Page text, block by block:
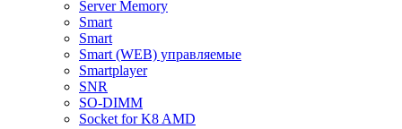
Server Memory
Smart
Smart
Smart (WEB) управляемые
Smartplayer
SNR
SO-DIMM
Socket for K8 AMD